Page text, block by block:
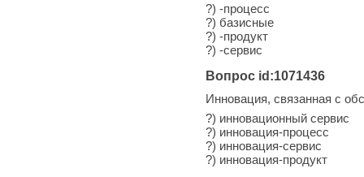
?) -процесс
?) базисные
?) -продукт
?) -сервис
Вопрос id:1071436
Инновация, связанная с
?) инновационный сервис
?) инновация-процесс
?) инновация-сервис
?) инновация-продукт